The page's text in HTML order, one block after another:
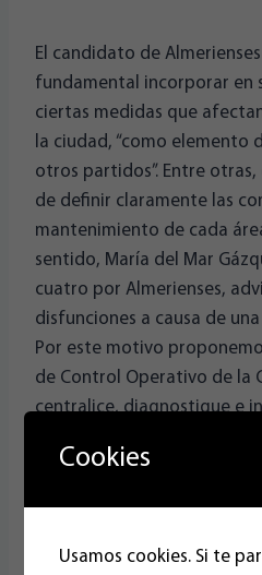
El candidato de
fundamental incorporar en
ciertas medidas que
la ciudad, “como
otros partidos”. Entre
de definir claramente las
mantenimiento de cada
sentido, María del Mar
cuatro por Almerienses,
disfunciones a causa de
Por este motivo
de Control Operativo de la
centralice, diagnostique e
desperfectos en
Cookies
Usamos cookies. Si te